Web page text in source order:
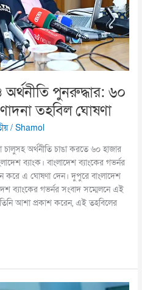
পুনরুদ্ধার: ৬০
তহবিল ঘোষণা
/Shamol
চালুসহ অর্থনীতি চাঙা করতে ৬০ হাজার
ব্যাংক। বাংলাদেশ ব্যাংকের গভর্নর
করে এ ঘোষণা দেন। দুপুরে বাংলাদেশ
ব্যাংকের গভর্নর সংবাদ সম্মেলনে এই
তিনি আশা প্রকাশ করেন, এই তহবিলের